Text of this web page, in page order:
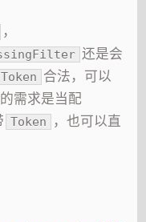
，
还是会
Token 合法，可以
需求是当配
Token
，也可以直